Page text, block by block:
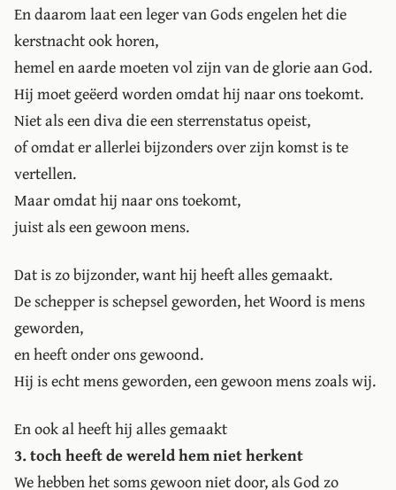
En daarom laat een leger van Gods engelen het die
kerstnacht ook horen,
hemel en aarde moeten vol zijn van de glorie aan God.
Hij moet geëerd worden omdat hij naar ons toekomt.
Niet als een diva die een sterrenstatus opeist,
of omdat er allerlei bijzonders over zijn komst is te
vertellen.
Maar omdat hij naar ons toekomt,
juist als een gewoon mens.
Dat is zo bijzonder, want hij heeft alles gemaakt.
De schepper is schepsel geworden, het Woord is mens
geworden,
en heeft onder ons gewoond.
Hij is echt mens geworden, een gewoon mens zoals wij.
En ook al heeft hij alles gemaakt
3. toch heeft de wereld hem niet herkent
We hebben het soms gewoon niet door, als God zo